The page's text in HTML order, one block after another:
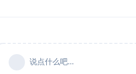
说点什么吧...